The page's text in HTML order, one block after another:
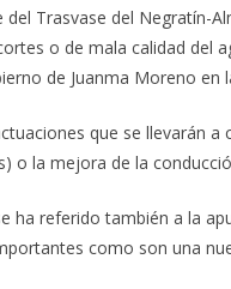
del Trasvase del Negratín-
o de mala calidad del
de Juanma Moreno en
que se llevarán
o la mejora de la
ha referido también a la
como son una